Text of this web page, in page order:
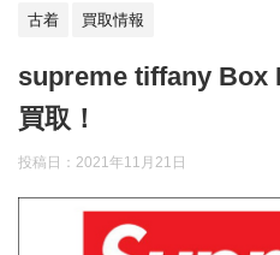
古着 買取情報
supreme tiffany Box
買取！
投稿日： 2021年11月21日